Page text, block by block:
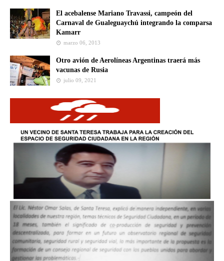
El acebalense Mariano Travassi, campeón del
Carnaval de Gualeguaychú integrando la comparsa
Kamarr
marzo 06, 2013
Otro avión de Aerolíneas Argentinas traerá más
vacunas de Rusia
julio 09, 2021